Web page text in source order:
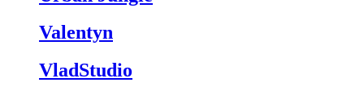
Valentyn
VladStudio